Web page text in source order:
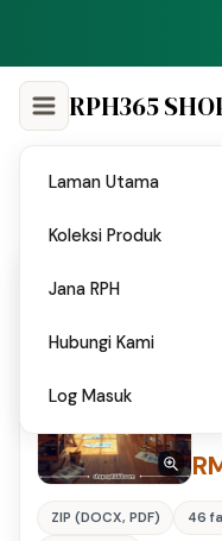
Laman Utama
Koleksi Produk
Jana RPH
Hubungi Kami
Log Masuk
RPH365
Home
RPH & RPT 2026
ZIP (DOCX, PDF) 46